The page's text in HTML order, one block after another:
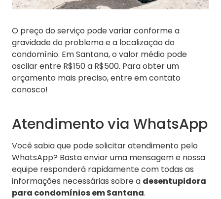
O preço do serviço pode variar conforme a
gravidade do problema e a localização do
condomínio. Em Santana, o valor médio pode
oscilar entre R$150 a R$500. Para obter um
orçamento mais preciso, entre em contato
conosco!
Atendimento via WhatsApp
Você sabia que pode solicitar atendimento pelo
WhatsApp? Basta enviar uma mensagem e nossa
equipe responderá rapidamente com todas as
informações necessárias sobre a desentupidora
para condomínios em Santana.